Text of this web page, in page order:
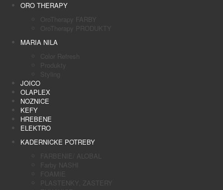
ORO THERAPY
OroTherapy FARBY
OroTherapy PRODUKTY
MARIA NILA
Color Refresh
Produkty
Styling
JOICO
OLAPLEX
NOZNICE
KEFY
HREBENE
ELEKTRO
KADERNICKE POTREBY
FARBENIE/ ALOBAL
Farby NASHI
FOAMIE
PLASTENKY, ZASTERY